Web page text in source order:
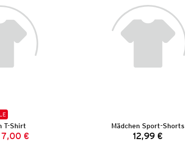
T-Shirt
Preis:
Preis:
7,00 €
Mädchen Sport-Shorts
Preis:
12,99 €